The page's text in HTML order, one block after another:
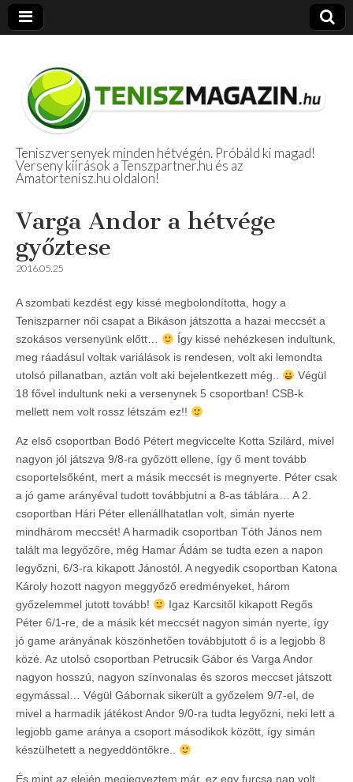
Amatőr Tenisz
Beszámolók
Teniszversenyek minden hétvégén. Próbáld ki magad!
Verseny kiírások a Tenszpartner.hu és az
Amatortenisz.hu oldalon!
Varga Andor a hétvége
győztese
2016.05.25
A szombati kezdést egy kissé megbolondította, hogy a
Teniszparner női csapat a Bikáson játszotta a hazai meccsét a
szokásos versenyünk előtt…
Így kissé nehézkesen indultunk,
meg ráadásul voltak variálások is rendesen, volt aki lemondta
utolsó pillanatban, aztán volt aki bejelentkezett még..
Végül
18 fővel indultunk neki a versenynek 5 csoportban! CSB-k
mellett nem volt rossz létszám ez!!
Az első csoportban Bodó Pétert megviccelte Kotta Szilárd, mivel
nagyon jól játszva 9/8-ra győzött ellene, így ő ment tovább
csoportelsőként, mert a másik meccsét is megnyerte. Péter csak
a jó game arányéval tudott továbbjutni a 8-as táblára… A 2.
csoportban Hári Péter ellenállhatatlan volt, simán nyerte
mindhárom meccsét! A harmadik csoportban Tóth János nem
talált ma legyőzőre, még Hamar Ádám se tudta ezen a napon
legyőzni, 6/3-ra kikapott Jánostól. A negyedik csoportban Katona
Károly hozott nagyon meggyőző eredményeket, három
győzelemmel jutott tovább!
Igaz Karcsitől kikapott Regős
Péter 6/1-re, de a másik két meccsét nagyon simán nyerte, így
jó game arányának köszönhetően továbbjutott ő is a legjobb 8
közé. Az utolsó csoportban Petrucsik Gábor és Varga Andor
nagyon hosszú, nagyon színvonalas és szoros meccset játszott
egymással… Végül Gábornak sikerült a győzelem 9/7-el, de
mivel a harmadik játékost Andor 9/0-ra tudta legyőzni, neki lett a
legjobb game aránya a csoport másodikok között, így simán
készülhetett a negyeddöntőkre..
És mint az elején megjegyeztem már, ez egy furcsa nap volt,